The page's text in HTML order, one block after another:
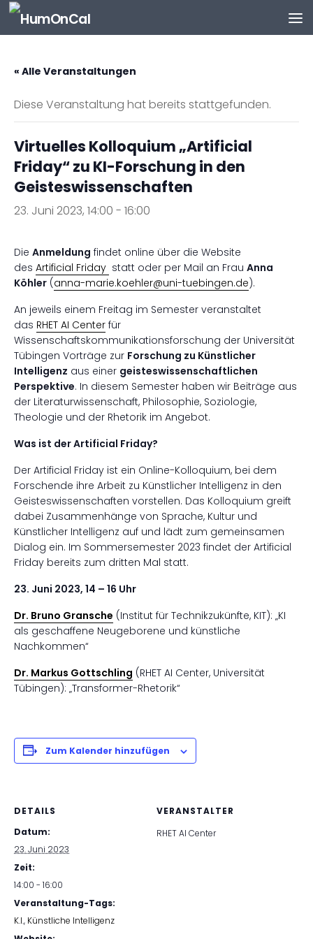
Zum Inhalt springen
« Alle Veranstaltungen
Diese Veranstaltung hat bereits stattgefunden.
Virtuelles Kolloquium „Artificial
Friday“ zu KI-Forschung in den
Geisteswissenschaften
23. Juni 2023, 14:00 - 16:00
Die Anmeldung findet online über die Website
des Artificial Friday statt oder per Mail an Frau Anna
Köhler (anna-marie.koehler@uni-tuebingen.de).
An jeweils einem Freitag im Semester veranstaltet
das RHET AI Center für
Wissenschaftskommunikationsforschung der Universität
Tübingen Vorträge zur Forschung zu Künstlicher
Intelligenz aus einer geisteswissenschaftlichen
Perspektive. In diesem Semester haben wir Beiträge aus
der Literaturwissenschaft, Philosophie, Soziologie,
Theologie und der Rhetorik im Angebot.
Was ist der Artificial Friday?
Der Artificial Friday ist ein Online-Kolloquium, bei dem
Forschende ihre Arbeit zu Künstlicher Intelligenz in den
Geisteswissenschaften vorstellen. Das Kolloquium greift
dabei Zusammenhänge von Sprache, Kultur und
Künstlicher Intelligenz auf und lädt zum gemeinsamen
Dialog ein. Im Sommersemester 2023 findet der Artificial
Friday bereits zum dritten Mal statt.
23. Juni 2023, 14 – 16 Uhr
Dr. Bruno Gransche (Institut für Technikzukünfte, KIT): „KI
als geschaffene Neugeborene und künstliche
Nachkommen“
Dr. Markus Gottschling (RHET AI Center, Universität
Tübingen): „Transformer-Rhetorik“
Zum Kalender hinzufügen
DETAILS
Datum:
23. Juni 2023
Zeit:
14:00 - 16:00
Veranstaltung-Tags:
K.I., Künstliche Intelligenz
VERANSTALTER
RHET AI Center